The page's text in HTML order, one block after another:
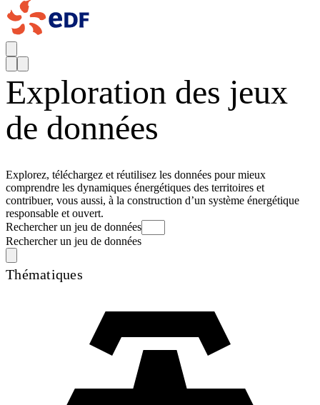
Exploration des jeux
de données
Explorez, téléchargez et réutilisez les données pour mieux
comprendre les dynamiques énergétiques des territoires et
contribuer, vous aussi, à la construction d’un système énergétique
responsable et ouvert.
Rechercher un jeu de données
Rechercher un jeu de données
Thématiques